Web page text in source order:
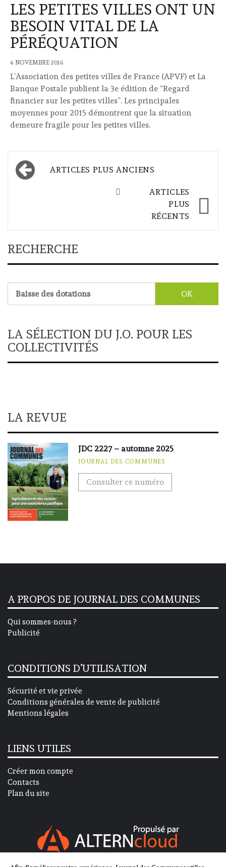
LES PETITES VILLES ONT UN
BESOIN VITAL DE LA
PÉRÉQUATION
4 NOVEMBRE 2016
L’Association des petites villes de France (APVF) et La
Banque Postale publient la 3e édition de “Regard
financier sur les petites villes”. Les principales
moyennes pour 2015 démontrent que la situation
demeure fragile pour les petites villes.
Navigation
des
ARTICLES PLUS ANCIENS
ARTICLES
PLUS
RÉCENTS
RECHERCHE
Rechercher :
LA SÉLECTION DU J.O. POUR LES
COLLECTIVITÉS
LA REVUE
JDC 2227 – automne 2025
JOURNAL DES COMMUNES
Consulter ce numéro
A PROPOS DE JOURNAL DES COMMUNES
Qui sommes-nous ?
Publicité
CONDITIONS D’UTILISATION
Sécurité et vie privée
Conditions générales de vente de publicité
Mentions légales
LIENS UTILES
Créer mon compte
Contacts
Plan du site